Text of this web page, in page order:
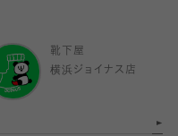
靴下屋
横浜ジョイナス店